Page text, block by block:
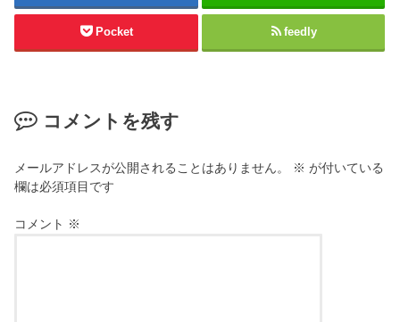
Pocket feedly
コメントを残す
メールアドレスが公開されることはありません。 ※ が付いている
欄は必須項目です
コメント ※